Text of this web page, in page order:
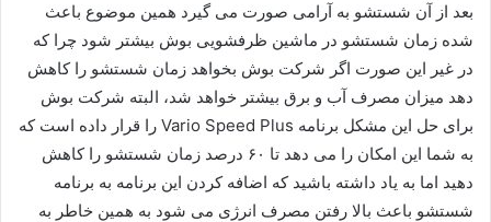
بعد از آن شستشو به آرامی صورت می گیرد همین موضوع باعث
شده زمان شستشو در ماشین ظرفشویی بوش بیشتر شود چرا که
در غیر این صورت اگر شرکت بوش بخواهد زمان شستشو را کاهش
دهد میزان مصرف آب و برق بیشتر خواهد شد، البته شرکت بوش
برای حل این مشکل برنامه Vario Speed Plus را قرار داده است که
به شما این امکان را می دهد تا ۶۰ درصد زمان شستشو را کاهش
دهید اما به یاد داشته باشید که اضافه کردن این برنامه به برنامه
شستشو باعث بالا رفتن مصرف انرژی می شود به همین خاطر به